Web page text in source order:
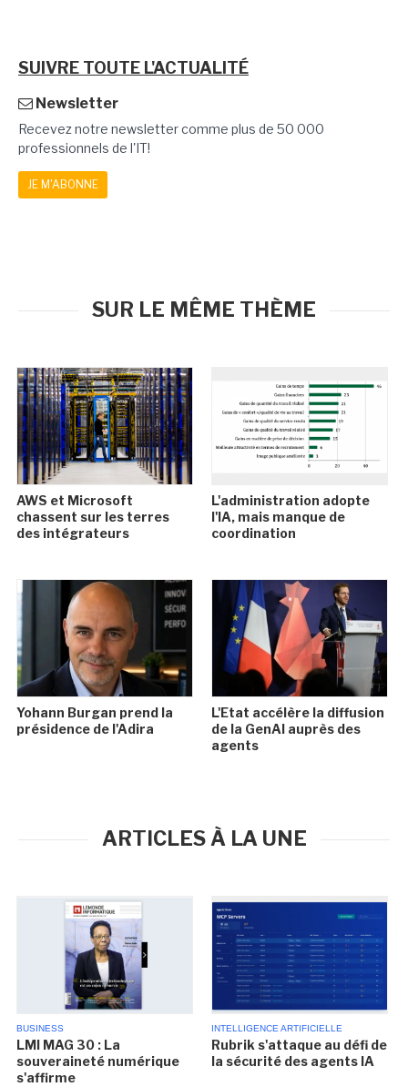
SUIVRE TOUTE L'ACTUALITÉ
Newsletter
Recevez notre newsletter comme plus de 50 000
professionnels de l'IT!
JE M'ABONNE
SUR LE MÊME THÈME
AWS et Microsoft
chassent sur les terres
des intégrateurs
L'administration adopte
l'IA, mais manque de
coordination
Yohann Burgan prend la
présidence de l'Adira
L'Etat accélère la diffusion
de la GenAI auprès des
agents
ARTICLES À LA UNE
BUSINESS
LMI MAG 30 : La
souveraineté numérique
s'affirme
INTELLIGENCE ARTIFICIELLE
Rubrik s'attaque au défi de
la sécurité des agents IA